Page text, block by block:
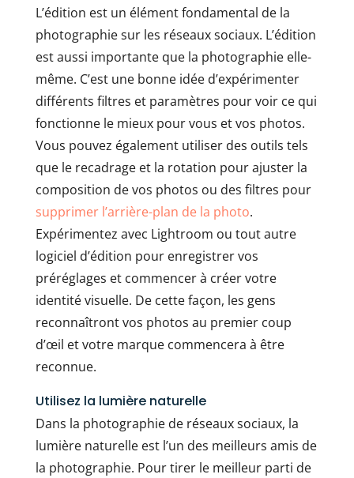
L’édition est un élément fondamental de la
photographie sur les réseaux sociaux. L’édition
est aussi importante que la photographie elle-
même. C’est une bonne idée d’expérimenter
différents filtres et paramètres pour voir ce qui
fonctionne le mieux pour vous et vos photos.
Vous pouvez également utiliser des outils tels
que le recadrage et la rotation pour ajuster la
composition de vos photos ou des filtres pour
supprimer l’arrière-plan de la photo.
Expérimentez avec Lightroom ou tout autre
logiciel d’édition pour enregistrer vos
préréglages et commencer à créer votre
identité visuelle. De cette façon, les gens
reconnaîtront vos photos au premier coup
d’œil et votre marque commencera à être
reconnue.
Utilisez la lumière naturelle
Dans la photographie de réseaux sociaux, la
lumière naturelle est l’un des meilleurs amis de
la photographie. Pour tirer le meilleur parti de